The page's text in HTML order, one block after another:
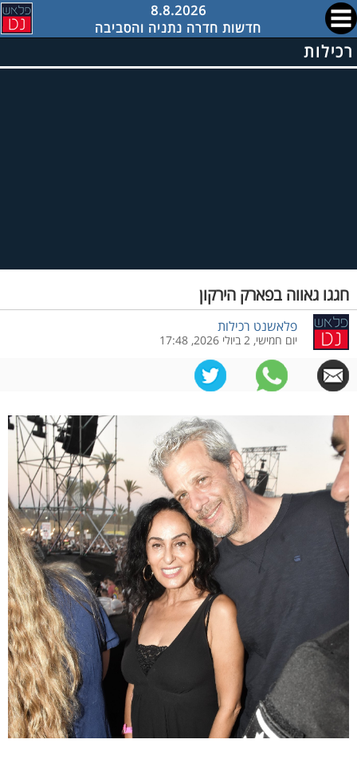
8.8.2026
חדשות חדרה נתניה והסביבה
רכילות
חגגו גאווה בפארק הירקון
פלאשנט רכילות
יום חמישי, 2 ביולי 2026, 17:48